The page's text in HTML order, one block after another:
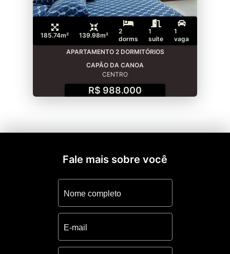
185.74m² 139.98m²
2
dorms
1
suíte
1
vaga
APARTAMENTO 2 DORMITÓRIOS
CAPÃO DA CANOA
CENTRO
R$ 988.000
Fale mais sobre você